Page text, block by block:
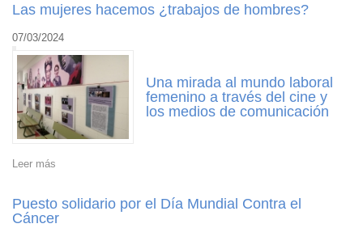
Las mujeres hacemos ¿trabajos de hombres?
07/03/2024
Una mirada al mundo laboral
femenino a través del cine y
los medios de comunicación
Leer más
Puesto solidario por el Día Mundial Contra el
Cáncer